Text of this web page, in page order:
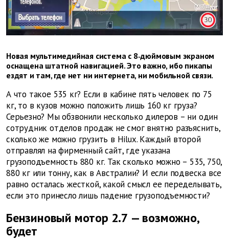
Новая мультимедийная система с 8‑дюймовым экраном
оснащена штатной навигацией. Это важно, ибо пикапы
ездят и там, где нет ни интернета, ни мобильной связи.
А что такое 535 кг? Если в кабине пять человек по 75
кг, то в кузов можно положить лишь 160 кг груза?
Серьезно? Мы обзвонили несколько дилеров – ни один
сотрудник отделов продаж не смог внятно разъяснить,
сколько же можно грузить в Hilux. Каждый второй
отправлял на фирменный сайт, где указана
грузоподъемность 880 кг. Так сколько можно – 535, 750,
880 кг или тонну, как в Австралии? И если подвеска все
равно осталась жесткой, какой смысл ее переделывать,
если это принесло лишь падение грузоподъемности?
Бензиновый мотор 2.7 — возможно,
будет